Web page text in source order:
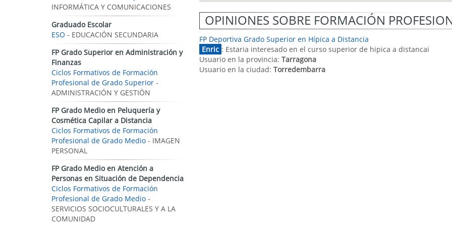
OPINIONES SOBRE FORMACIÓN
FP Deportiva Grado Superior en Hípica a Distancia
Enric : Estaria interesado en el curso superior de hipica a distancai
Usuario en la provincia: Tarragona
Usuario en la ciudad: Torredembarra
INFORMÁTICA Y COMUNICACIONES
Graduado Escolar
ESO - EDUCACIÓN SECUNDARIA
FP Grado Superior en Administración y
Finanzas
Ciclos Formativos de Formación
Profesional de Grado Superior -
ADMINISTRACIÓN Y GESTIÓN
FP Grado Medio en Peluquería y
Cosmética Capilar a Distancia
Ciclos Formativos de Formación
Profesional de Grado Medio - IMAGEN
PERSONAL
FP Grado Medio en Atención a
Personas en Situación de Dependencia
Ciclos Formativos de Formación
Profesional de Grado Medio -
SERVICIOS SOCIOCULTURALES Y A LA
COMUNIDAD